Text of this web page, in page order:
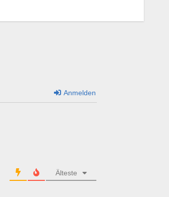
Anmelden
Älteste